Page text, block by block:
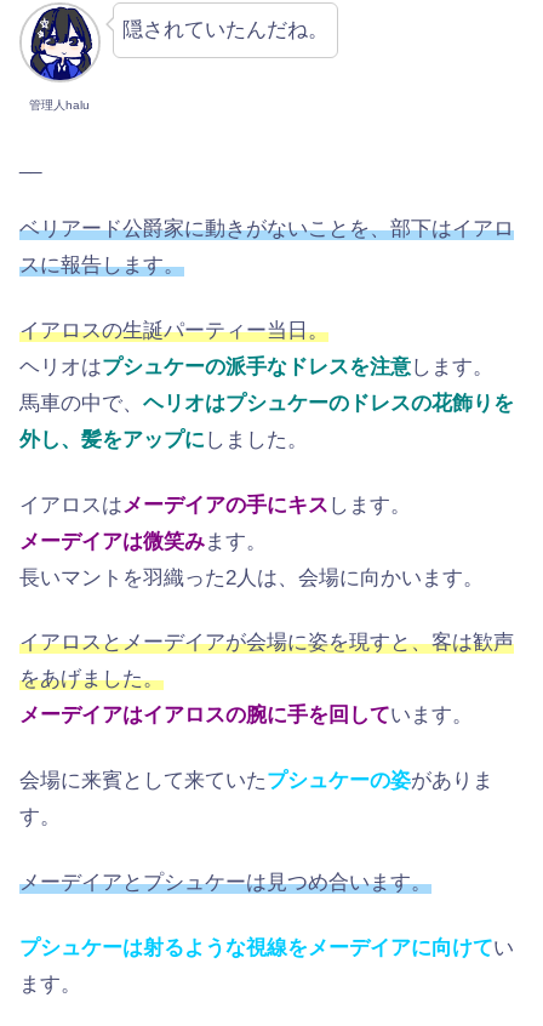
管理人halu
隠されていたんだね。
ベリアード公爵家に動きがないことを、部下はイアロ
スに報告します。
イアロスの生誕パーティー当日。
ヘリオはプシュケーの派手なドレスを注意します。
馬車の中で、 ヘリオはプシュケーのドレスの花飾りを
外し、髪をアップに しました。
イアロスは メーデイアの手にキス します。
メーデイアは微笑み ます。
長いマントを羽織った2人は、会場に向かいます。
イアロスとメーデイアが会場に姿を現すと、客は歓声
をあげました。
メーデイアはイアロスの腕に手を回しています。
会場に来賓として来ていたプシュケーの姿がありま
す。
メーデイアとプシュケーは見つめ合います。
プシュケーは射るような視線をメーデイアに向けてい
ます。